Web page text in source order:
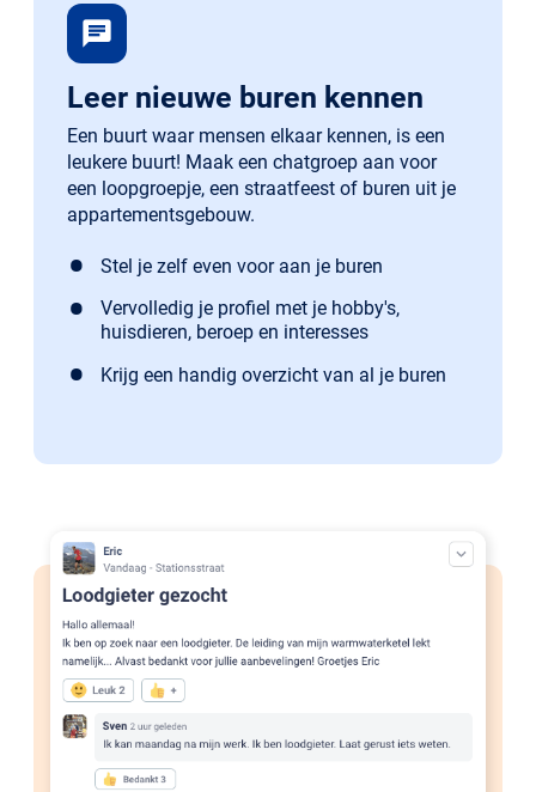
chat
Leer nieuwe buren kennen
Een buurt waar mensen elkaar kennen, is een
leukere buurt! Maak een chatgroep aan voor
een loopgroepje, een straatfeest of buren uit je
appartementsgebouw.
Stel je zelf even voor aan je buren
Vervolledig je profiel met je hobby's,
huisdieren, beroep en interesses
Krijg een handig overzicht van al je buren